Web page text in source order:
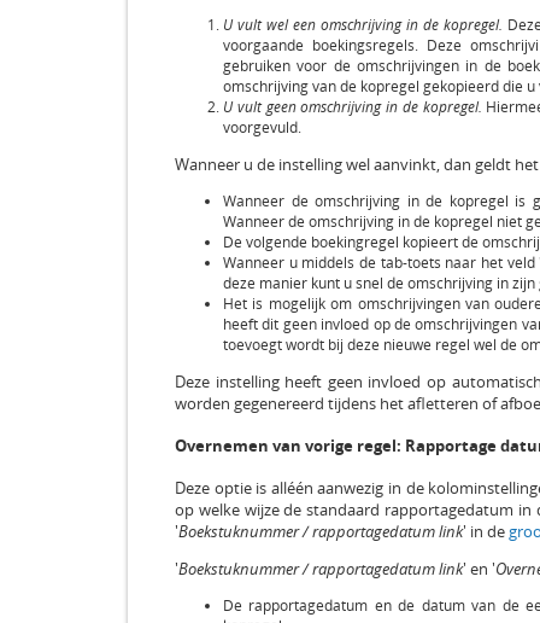
U vult wel een omschrijving in de kopregel.
voorgaande boekingsregels. Deze
gebruiken voor de omschrijvingen in de
omschrijving van de kopregel gekopieerd die
U vult geen omschrijving in de kopregel.
voorgevuld.
Wanneer u de instelling wel aanvinkt, dan geldt
Wanneer de omschrijving in de kopregel is
Wanneer de omschrijving in de kopregel niet
De volgende boekingregel kopieert de
Wanneer u middels de tab-toets naar het
deze manier kunt u snel de omschrijving in
Het is mogelijk om omschrijvingen van
heeft dit geen invloed op de omschrijvingen
toevoegt wordt bij deze nieuwe regel wel de
Deze instelling heeft geen invloed op
worden gegenereerd tijdens het afletteren of
Overnemen van vorige regel: Rapportage
Deze optie is alléén aanwezig in de
op welke wijze de standaard rapportagedatum
'Boekstuknummer / rapportagedatum link' in de
'Boekstuknummer / rapportagedatum link' en '
De rapportagedatum en de datum van de